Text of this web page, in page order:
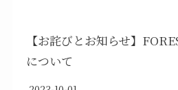
【お詫びとお知らせ】
について